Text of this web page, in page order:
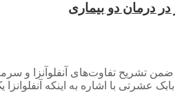
در درمان دو بیماری
تفاوت‌های آنفلوآنزا و
عشرتی با اشاره به اینکه